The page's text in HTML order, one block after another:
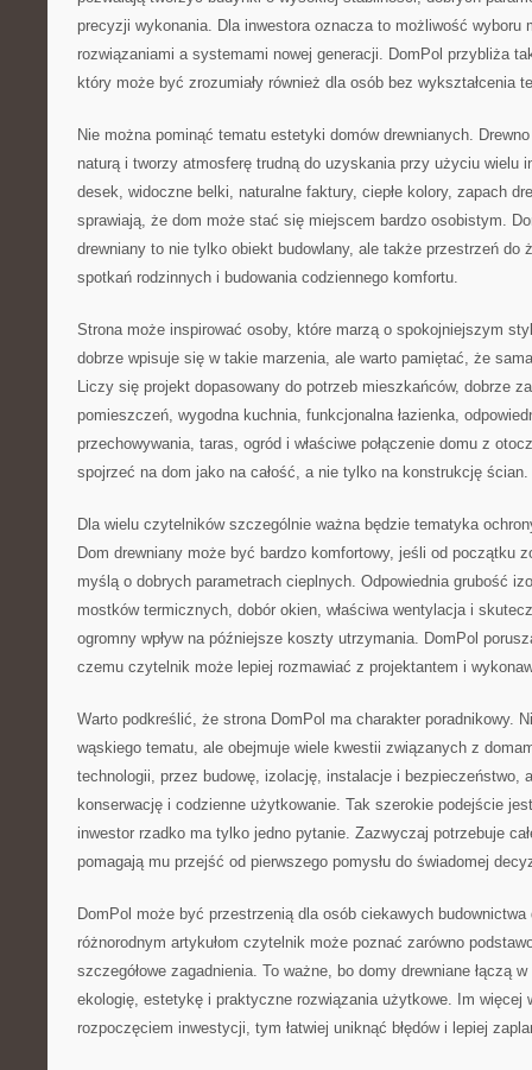
precyzji wykonania. Dla inwestora oznacza to możliwość wyboru
rozwiązaniami a systemami nowej generacji. DomPol przybliża
który może być zrozumiały również dla osób bez wykształcenia
Nie można pominąć tematu estetyki domów drewnianych.
naturą i tworzy atmosferę trudną do uzyskania przy użyciu wielu
desek, widoczne belki, naturalne faktury, ciepłe kolory, zapach
sprawiają, że dom może stać się miejscem bardzo osobistym.
drewniany to nie tylko obiekt budowlany, ale także przestrzeń do
spotkań rodzinnych i budowania codziennego komfortu.
Strona może inspirować osoby, które marzą o spokojniejszym
dobrze wpisuje się w takie marzenia, ale warto pamiętać, że
Liczy się projekt dopasowany do potrzeb mieszkańców, dobrze
pomieszczeń, wygodna kuchnia, funkcjonalna łazienka,
przechowywania, taras, ogród i właściwe połączenie domu z
spojrzeć na dom jako na całość, a nie tylko na konstrukcję ścian.
Dla wielu czytelników szczególnie ważna będzie tematyka
Dom drewniany może być bardzo komfortowy, jeśli od początku
myślą o dobrych parametrach cieplnych. Odpowiednia grubość
mostków termicznych, dobór okien, właściwa wentylacja i
ogromny wpływ na późniejsze koszty utrzymania. DomPol
czemu czytelnik może lepiej rozmawiać z projektantem i
Warto podkreślić, że strona DomPol ma charakter poradnikowy.
wąskiego tematu, ale obejmuje wiele kwestii związanych z
technologii, przez budowę, izolację, instalacje i bezpieczeństwo,
konserwację i codzienne użytkowanie. Tak szerokie podejście
inwestor rzadko ma tylko jedno pytanie. Zazwyczaj potrzebuje
pomagają mu przejść od pierwszego pomysłu do świadomej
DomPol może być przestrzenią dla osób ciekawych budownictwa
różnorodnym artykułom czytelnik może poznać zarówno
szczegółowe zagadnienia. To ważne, bo domy drewniane łączą
ekologię, estetykę i praktyczne rozwiązania użytkowe. Im więcej
rozpoczęciem inwestycji, tym łatwiej uniknąć błędów i lepiej